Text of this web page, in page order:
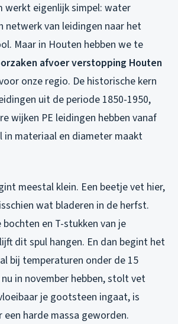
werkt eigenlijk simpel: water
van leidingen naar het
Maar in Houten hebben we te
afvoer verstopping Houten
onze regio. De historische kern
uit de periode 1850-1950,
wijken PE leidingen hebben vanaf
in materiaal en diameter maakt
meestal klein. Een beetje vet hier,
wat bladeren in de herfst.
bochten en T-stukken van je
dit spul hangen. En dan begint het
bij temperaturen onder de 15
in november hebben, stolt vet
je gootsteen ingaat, is
harde massa geworden.